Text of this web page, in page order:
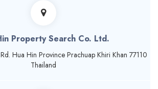
Property Search Co. Ltd.
Hua Hin Province Prachuap Khiri Khan 77110
Thailand